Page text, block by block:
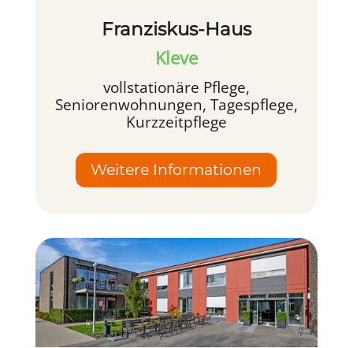
Franziskus-Haus
Kleve
vollstationäre Pflege,
Seniorenwohnungen, Tagespflege,
Kurzzeitpflege
Weitere Informationen